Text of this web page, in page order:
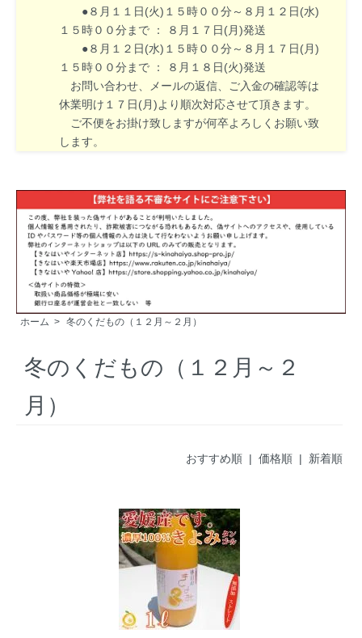
●８月１１日(火)１５時００分～８月１２日(水)
１５時００分まで ： ８月１７日(月)発送
●８月１２日(水)１５時００分～８月１７日(月)
１５時００分まで ： ８月１８日(火)発送
お問い合わせ、メールの返信、ご入金の確認等は
休業明け１７日(月)より順次対応させて頂きます。
ご不便をお掛け致しますが何卒よろしくお願い致
します。
ホーム > 冬のくだもの（１２月～２月）
冬のくだもの（１２月～２
月）
おすすめ順 | 価格順| 新着順